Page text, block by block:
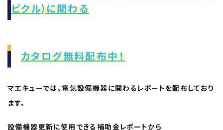
ビクル)に関わる
カタログ無料配布中！
マエキューでは、電気設備機器に関わるレポートを配布しており
ます。
設備機器更新に使用できる補助金レポートから